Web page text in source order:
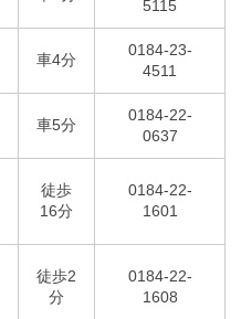
5115
車4分
0184-23-
4511
車5分
0184-22-
0637
徒歩
16分
0184-22-
1601
徒歩2
分
0184-22-
1608